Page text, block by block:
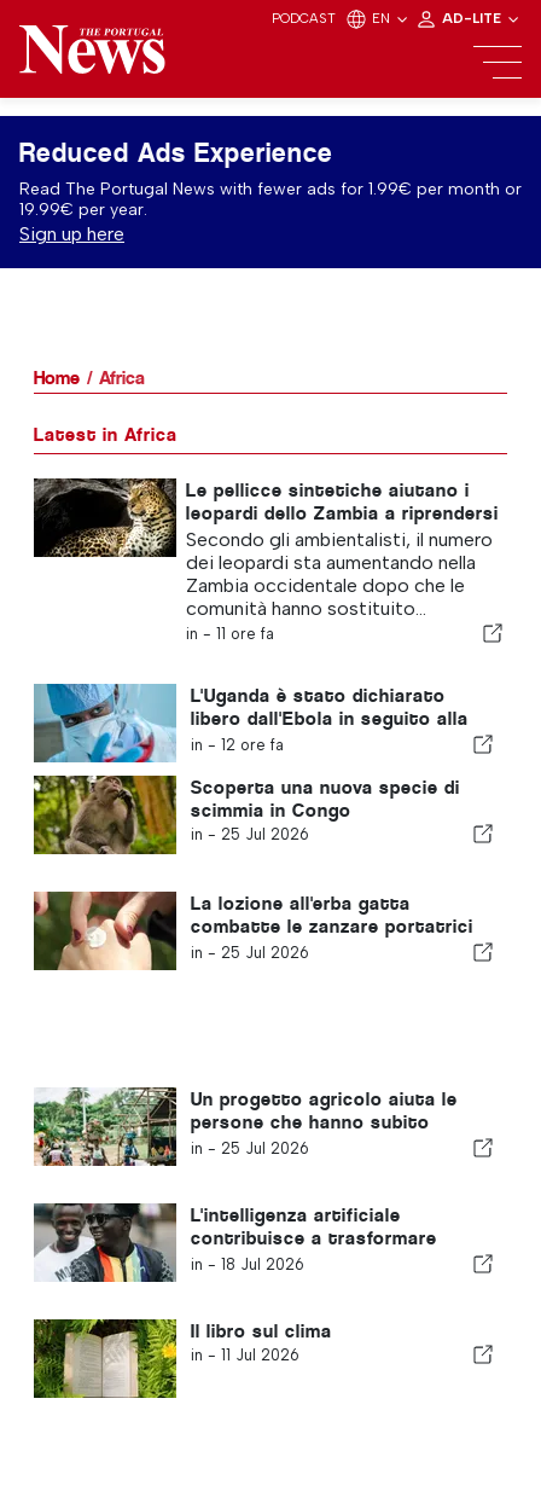
PODCAST EN AD-LITE
Reduced Ads Experience
Read The Portugal News with fewer ads for 1.99€ per month or
19.99€ per year.
Sign up here
Home Africa
Latest in Africa
Le pellicce sintetiche aiutano i
leopardi dello Zambia a riprendersi
Secondo gli ambientalisti, il numero
dei leopardi sta aumentando nella
Zambia occidentale dopo che le
comunità hanno sostituito...
in - 11 ore fa
L'Uganda è stato dichiarato
libero dall'Ebola in seguito alla
guarigione di un paziente
in - 12 ore fa
Scoperta una nuova specie di
scimmia in Congo
in - 25 Jul 2026
La lozione all'erba gatta
combatte le zanzare portatrici
di malaria
in - 25 Jul 2026
Un progetto agricolo aiuta le
persone che hanno subito
un’amputazione a ricostruirsi
in - 25 Jul 2026
L'intelligenza artificiale
contribuisce a trasformare
l'industria musicale della Sierra
in - 18 Jul 2026
Il libro sul clima
in - 11 Jul 2026